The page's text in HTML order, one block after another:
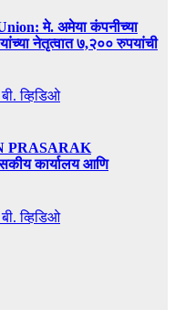
मे. अमेया कंपनीच्या
नेतृत्वात ७,२०० रुपयांची
व्हिडिओ
PRASARAK
कार्यालय आणि
व्हिडिओ